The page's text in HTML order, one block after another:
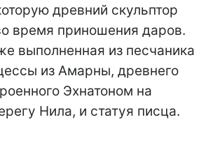
древний скульптор
время приношения даров.
выполненная из песчаника
из Амарны, древнего
Эхнатоном на
Нила, и статуя писца.